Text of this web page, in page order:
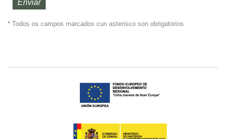
* Todos os campos marcados cun asterisco son obrigatorios